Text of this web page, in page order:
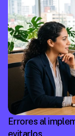
Errores al
evitarlos